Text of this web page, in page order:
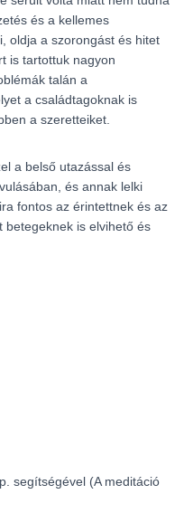
és a kellemes
oldja a szorongást és hitet
is tartottuk nagyon
talán a
a családtagoknak is
a szeretteiket.
a belső utazással és
és annak lelki
fontos az érintettnek és az
betegeknek is elvihető és
segítségével (A meditáció